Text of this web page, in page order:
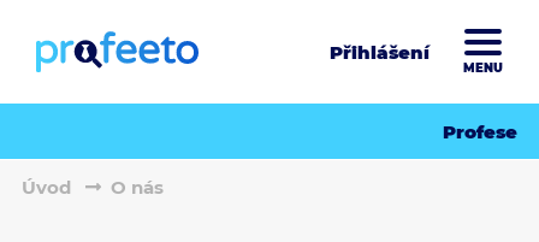
Přihlášení
MENU
Profese
Úvod O nás